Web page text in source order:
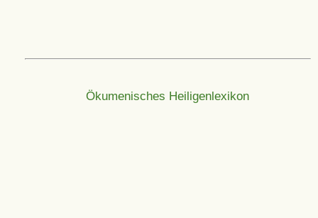
Ökumenisches Heiligenlexikon